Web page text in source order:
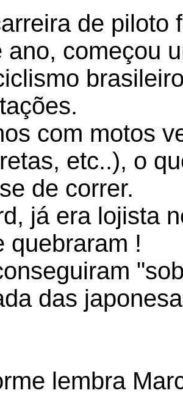
de
ano, começou
com motos
etc..), o
de correr.
já era lojista
quebraram !
das
lembra